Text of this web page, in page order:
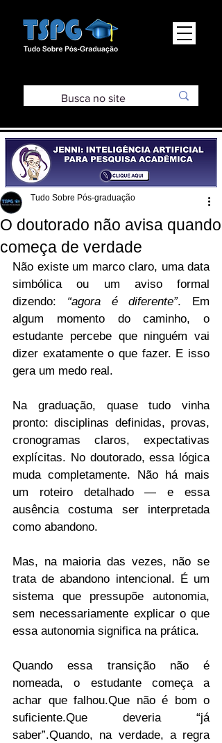
O doutorado não avisa quando
começa de verdade
Tudo Sobre Pós-graduação
Não existe um marco claro, uma data
simbólica ou um aviso formal
dizendo: “agora é diferente”. Em
algum momento do caminho, o
estudante percebe que ninguém vai
dizer exatamente o que fazer. E isso
gera um medo real.
Na graduação, quase tudo vinha
pronto: disciplinas definidas, provas,
cronogramas claros, expectativas
explícitas. No doutorado, essa lógica
muda completamente. Não há mais
um roteiro detalhado — e essa
ausência costuma ser interpretada
como abandono.
Mas, na maioria das vezes, não se
trata de abandono intencional. É um
sistema que pressupõe autonomia,
sem necessariamente explicar o que
essa autonomia significa na prática.
Quando essa transição não é
nomeada, o estudante começa a
achar que falhou.Que não é bom o
suficiente.Que deveria “já
saber”.Quando, na verdade, a regra